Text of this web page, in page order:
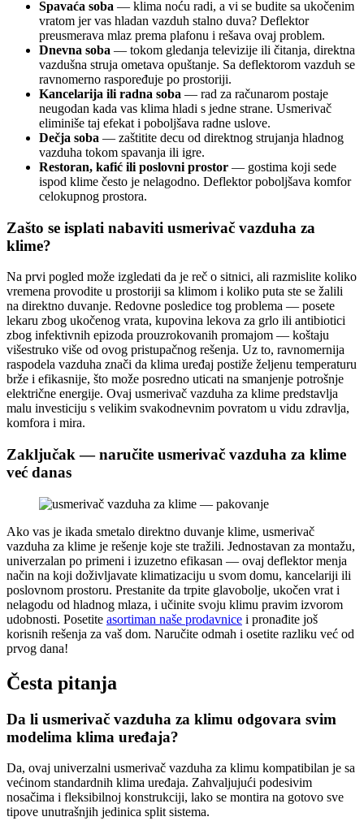
Spavaća soba — klima noću radi, a vi se budite sa ukočenim
vratom jer vas hladan vazduh stalno duva? Deflektor
preusmerava mlaz prema plafonu i rešava ovaj problem.
Dnevna soba — tokom gledanja televizije ili čitanja, direktna
vazdušna struja ometava opuštanje. Sa deflektorom vazduh se
ravnomerno raspoređuje po prostoriji.
Kancelarija ili radna soba — rad za računarom postaje
neugodan kada vas klima hladi s jedne strane. Usmerivač
eliminiše taj efekat i poboljšava radne uslove.
Dečja soba — zaštitite decu od direktnog strujanja hladnog
vazduha tokom spavanja ili igre.
Restoran, kafić ili poslovni prostor — gostima koji sede
ispod klime često je nelagodno. Deflektor poboljšava komfor
celokupnog prostora.
Zašto se isplati nabaviti usmerivač vazduha za
klime?
Na prvi pogled može izgledati da je reč o sitnici, ali razmislite koliko
vremena provodite u prostoriji sa klimom i koliko puta ste se žalili
na direktno duvanje. Redovne posledice tog problema — posete
lekaru zbog ukočenog vrata, kupovina lekova za grlo ili antibiotici
zbog infektivnih epizoda prouzrokovanih promajom — koštaju
višestruko više od ovog pristupačnog rešenja. Uz to, ravnomernija
raspodela vazduha znači da klima uređaj postiže željenu temperaturu
brže i efikasnije, što može posredno uticati na smanjenje potrošnje
električne energije. Ovaj usmerivač vazduha za klime predstavlja
malu investiciju s velikim svakodnevnim povratom u vidu zdravlja,
komfora i mira.
Zaključak — naručite usmerivač vazduha za klime
već danas
Ako vas je ikada smetalo direktno duvanje klime, usmerivač
vazduha za klime je rešenje koje ste tražili. Jednostavan za montažu,
univerzalan po primeni i izuzetno efikasan — ovaj deflektor menja
način na koji doživljavate klimatizaciju u svom domu, kancelariji ili
poslovnom prostoru. Prestanite da trpite glavobolje, ukočen vrat i
nelagodu od hladnog mlaza, i učinite svoju klimu pravim izvorom
udobnosti. Posetite asortiman naše prodavnice i pronađite još
korisnih rešenja za vaš dom. Naručite odmah i osetite razliku već od
prvog dana!
Česta pitanja
Da li usmerivač vazduha za klimu odgovara svim
modelima klima uređaja?
Da, ovaj univerzalni usmerivač vazduha za klimu kompatibilan je sa
većinom standardnih klima uređaja. Zahvaljujući podesivim
nosačima i fleksibilnoj konstrukciji, lako se montira na gotovo sve
tipove unutrašnjih jedinica split sistema.